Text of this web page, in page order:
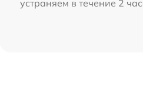
устраняем в течение 2